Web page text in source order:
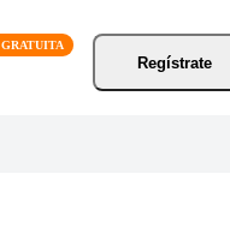
Regístrate